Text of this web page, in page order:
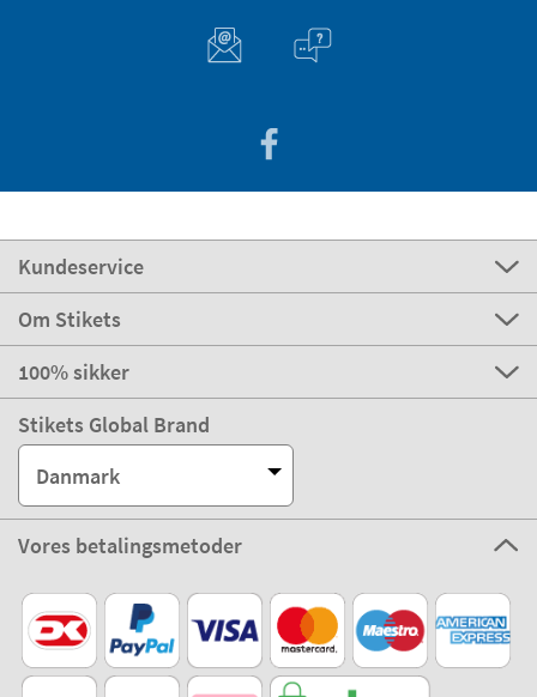
Kundeservice
Om Stikets
100% sikker
Stikets Global Brand
Danmark
Vores betalingsmetoder